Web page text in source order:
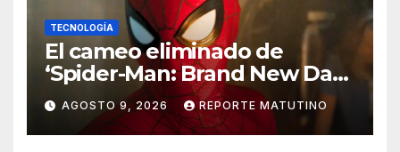
TECNOLOGÍA
El cameo eliminado de
‘Spider-Man: Brand New Day’
que ha enfadado a los fans
AGOSTO 9, 2026 REPORTE MATUTINO